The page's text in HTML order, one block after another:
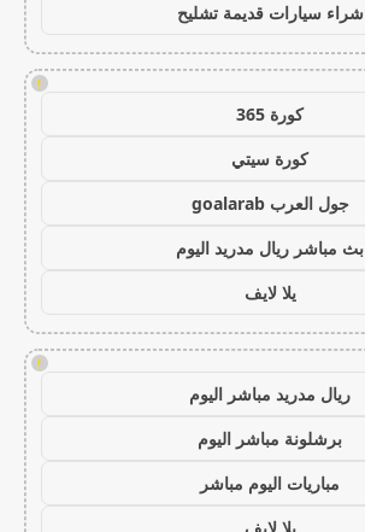
شراء سيارات قديمة تشليح
!
كورة 365
كورة سيتي
جول العرب goalarab
بث مباشر ريال مدريد اليوم
يلا لايف
!
ريال مدريد مباشر اليوم
برشلونة مباشر اليوم
مباريات اليوم مباشر